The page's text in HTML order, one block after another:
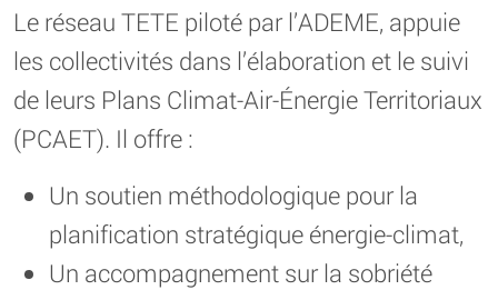
Le réseau TETE piloté par l’ADEME, appuie
les collectivités dans l’élaboration et le suivi
de leurs Plans Climat-Air-Énergie Territoriaux
(PCAET). Il offre :
Un soutien méthodologique pour la
planification stratégique énergie-climat,
Un accompagnement sur la sobriété